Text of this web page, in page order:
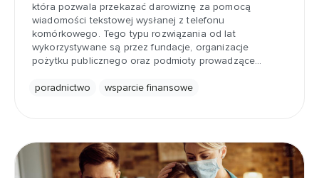
która pozwala przekazać darowiznę za pomocą
wiadomości tekstowej wysłanej z telefonu
komórkowego. Tego typu rozwiązania od lat
wykorzystywane są przez fundacje, organizacje
pożytku publicznego oraz podmioty prowadzące…
poradnictwo wsparcie finansowe